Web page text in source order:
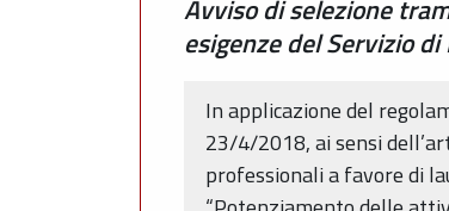
Avviso di selezione
esigenze del Servizio
In applicazione del
23/4/2018, ai sensi
professionali a favore di